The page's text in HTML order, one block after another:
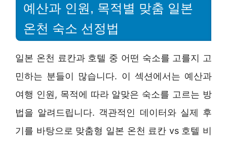
예산과 인원, 목적별 맞춤 일본
온천 숙소 선정법
일본 온천 료칸과 호텔 중 어떤 숙소를 고를지 고
민하는 분들이 많습니다. 이 섹션에서는 예산과
여행 인원, 목적에 따라 알맞은 숙소를 고르는 방
법을 알려드립니다. 객관적인 데이터와 실제 후
기를 바탕으로 맞춤형 일본 온천 료칸 vs 호텔 비